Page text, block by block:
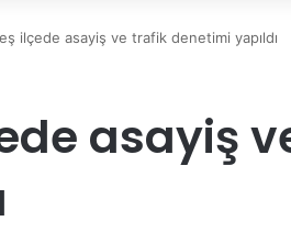
ilçede asayiş ve trafik denetimi yapıldı
asayiş